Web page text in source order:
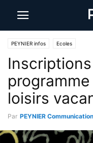
PEYNIER infos Ecoles
loisirs
Par PEYNIER Communication